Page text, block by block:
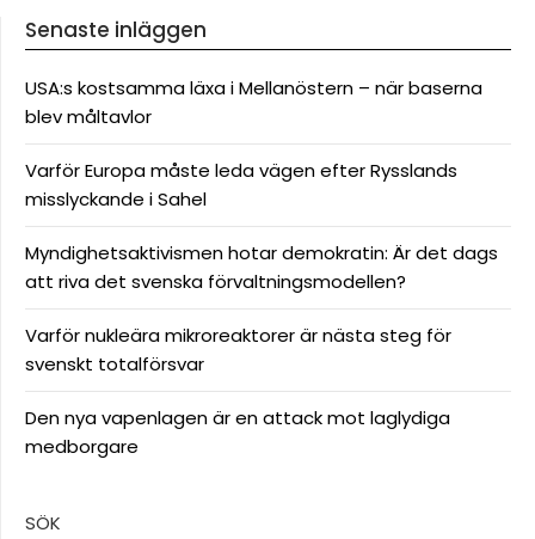
Senaste inläggen
USA:s kostsamma läxa i Mellanöstern – när baserna
blev måltavlor
Varför Europa måste leda vägen efter Rysslands
misslyckande i Sahel
Myndighetsaktivismen hotar demokratin: Är det dags
att riva det svenska förvaltningsmodellen?
Varför nukleära mikroreaktorer är nästa steg för
svenskt totalförsvar
Den nya vapenlagen är en attack mot laglydiga
medborgare
SÖK